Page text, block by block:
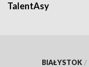
TalentAsy
BIAŁYSTOK /